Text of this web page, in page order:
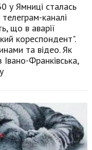
у Ямниці сталась
каналі
що в аварії
кореспондент".
та відео. Як
Івано-Франківська,